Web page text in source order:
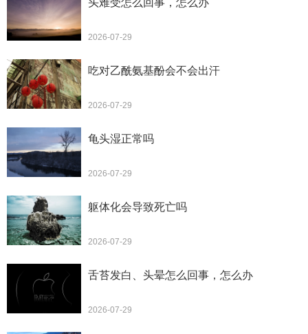
2026-07-29
吃对乙酰氨基酚会不会出汗
2026-07-29
龟头湿正常吗
2026-07-29
躯体化会导致死亡吗
2026-07-29
舌苔发白、头晕怎么回事，怎么办
2026-07-29